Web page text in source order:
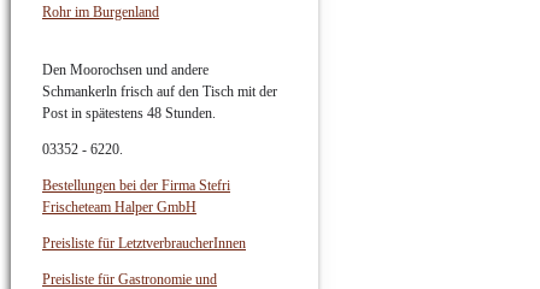
Rohr im Burgenland
Den Moorochsen und andere
Schmankerln frisch auf den Tisch mit der
Post in spätestens 48 Stunden.
03352 - 6220.
Bestellungen bei der Firma Stefri
Frischeteam Halper GmbH
Preisliste für LetztverbraucherInnen
Preisliste für Gastronomie und